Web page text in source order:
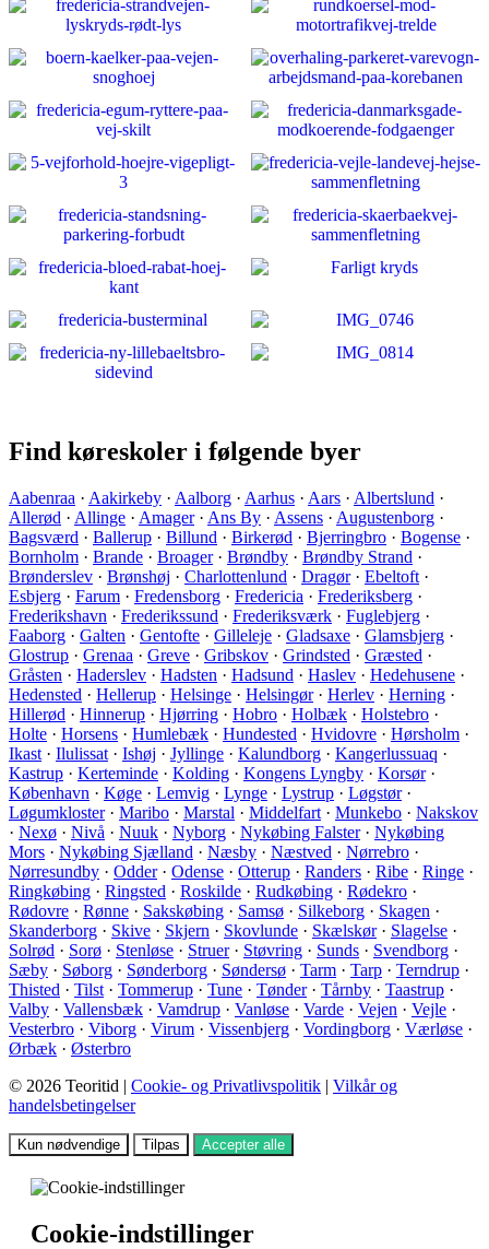
Find køreskoler i følgende byer
Aabenraa · Aakirkeby · Aalborg · Aarhus · Aars · Albertslund ·
Allerød · Allinge · Amager· Ans By · Assens · Augustenborg ·
Bagsværd · Ballerup · Billund · Birkerød · Bjerringbro · Bogense ·
Bornholm · Brande · Broager· Brøndby · Brøndby Strand ·
Brønderslev · Brønshøj · Charlottenlund · Dragør· Ebeltoft ·
Esbjerg · Farum · Fredensborg · Fredericia · Frederiksberg ·
Frederikshavn · Frederikssund · Frederiksværk · Fuglebjerg ·
Faaborg · Galten · Gentofte · Gilleleje · Gladsaxe · Glamsbjerg ·
Glostrup · Grenaa · Greve · Gribskov · Grindsted · Græsted ·
Gråsten · Haderslev · Hadsten · Hadsund · Haslev · Hedehusene ·
Hedensted · Hellerup · Helsinge · Helsingør· Herlev · Herning ·
Hillerød · Hinnerup · Hjørring · Hobro · Holbæk · Holstebro ·
Holte · Horsens · Humlebæk · Hundested · Hvidovre · Hørsholm ·
Ikast · Ilulissat · Ishøj · Jyllinge · Kalundborg · Kangerlussuaq ·
Kastrup · Kerteminde · Kolding · Kongens Lyngby · Korsør·
København · Køge · Lemvig · Lynge · Lystrup · Løgstør·
Løgumkloster· Maribo · Marstal · Middelfart · Munkebo · Nakskov
· Nexø · Nivå · Nuuk · Nyborg · Nykøbing Falster· Nykøbing
Mors · Nykøbing Sjælland · Næsby · Næstved · Nørrebro ·
Nørresundby · Odder· Odense · Otterup · Randers · Ribe · Ringe ·
Ringkøbing · Ringsted · Roskilde · Rudkøbing · Rødekro ·
Rødovre · Rønne · Sakskøbing · Samsø · Silkeborg · Skagen ·
Skanderborg · Skive · Skjern · Skovlunde · Skælskør· Slagelse ·
Solrød · Sorø · Stenløse · Struer· Støvring · Sunds · Svendborg ·
Sæby · Søborg · Sønderborg · Søndersø · Tarm · Tarp · Terndrup ·
Thisted · Tilst · Tommerup · Tune · Tønder· Tårnby · Taastrup ·
Valby · Vallensbæk · Vamdrup · Vanløse · Varde · Vejen · Vejle ·
Vesterbro · Viborg · Virum · Vissenbjerg · Vordingborg · Værløse ·
Ørbæk · Østerbro
© 2026 Teoritid | Cookie- og Privatlivspolitik | Vilkår og
handelsbetingelser
Kun nødvendige Tilpas Accepter alle
Cookie-indstillinger